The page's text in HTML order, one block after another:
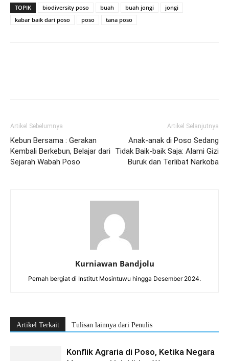
TOPIK biodiversity poso buah buah jongi
jongi
kabar baik dari poso
poso tana poso
Artikel Sebelumnya
Kebun Bersama : Gerakan
Kembali Berkebun, Belajar dari
Sejarah Wabah Poso
Artikel Selanjutnya
Anak-anak di Poso Sedang
Tidak Baik-baik Saja: Alami Gizi
Buruk dan Terlibat Narkoba
Kurniawan Bandjolu
Pernah bergiat di Institut Mosintuwu hingga Desember 2024.
Artikel Terkait Tulisan lainnya dari Penulis
Konflik Agraria di Poso, Ketika Negara